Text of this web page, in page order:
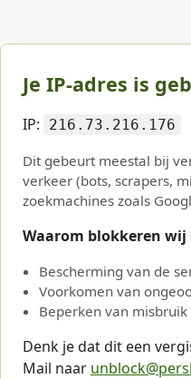
Je IP-adres is
IP: 216.73.216.176
Dit gebeurt meestal bij
verkeer (bots, scrapers,
zoekmachines zoals
Waarom blokkeren wij
Bescherming van de
Voorkomen van
Beperken van misbruik
Denk je dat dit een
Mail naar